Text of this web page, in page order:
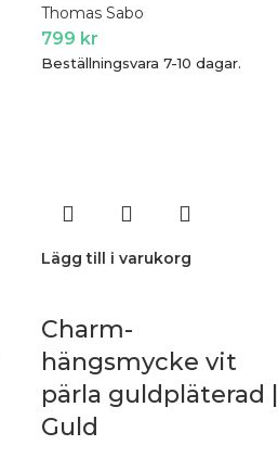
Thomas Sabo
799 kr
Beställningsvara 7-10 dagar.
Lägg till i varukorg
Charm-
hängsmycke vit
pärla guldpläterad |
Guld